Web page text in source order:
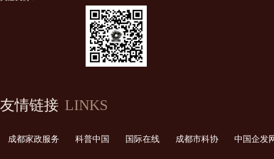
友情链接 LINKS
成都家政服务 科普中国 国际在线 成都市科协 中国企发